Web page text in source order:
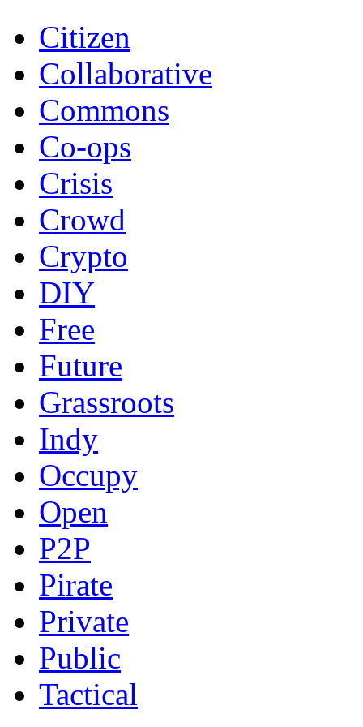
Citizen
Collaborative
Commons
Co-ops
Crisis
Crowd
Crypto
DIY
Free
Future
Grassroots
Indy
Occupy
Open
P2P
Pirate
Private
Public
Tactical